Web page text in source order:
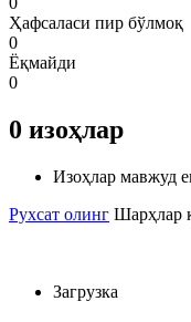
Ҳафсаласи пир бўлмоқ
0
Ёқмайди
0
0 изоҳлар
Изоҳлар мавжуд
Рухсат олинг Шарҳлар
Загрузка